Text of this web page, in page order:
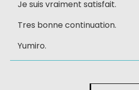
Je suis vraiment satisfait.
Tres bonne continuation.
Yumiro.